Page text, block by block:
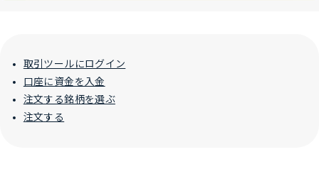
取引ツールにログイン
口座に資金を入金
注文する銘柄を選ぶ
注文する